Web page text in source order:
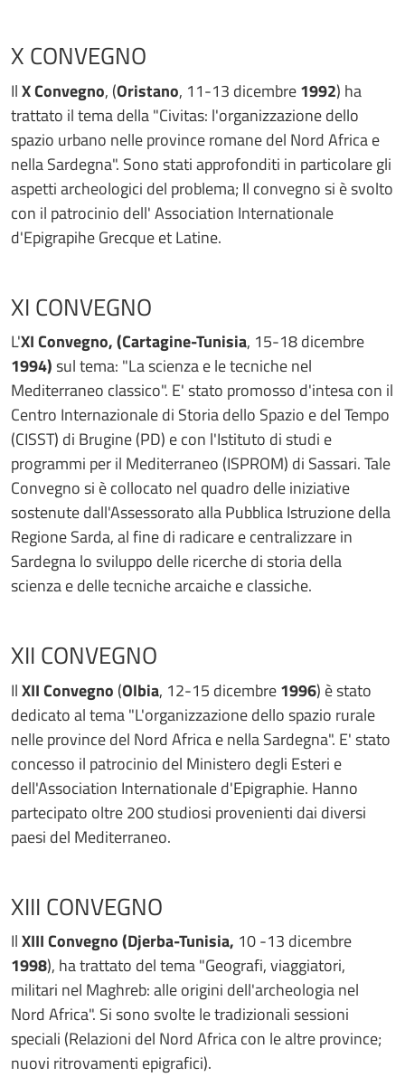
X CONVEGNO
IlX Convegno, (Oristano, 11-13 dicembre1992) ha
trattato il tema della "Civitas: l'organizzazione dello
spazio urbano nelle province romane del Nord Africa e
nella Sardegna". Sono stati approfonditi in particolare gli
aspetti archeologici del problema; Il convegno si è svolto
con il patrocinio dell' Association Internationale
d'Epigrapihe Grecque et Latine.
XI CONVEGNO
L'XI Convegno, (Cartagine-Tunisia, 15-18 dicembre
1994)sul tema: "La scienza e le tecniche nel
Mediterraneo classico". E' stato promosso d'intesa con il
Centro Internazionale di Storia dello Spazio e del Tempo
(CISST) di Brugine (PD) e con l'Istituto di studi e
programmi per il Mediterraneo (ISPROM) di Sassari. Tale
Convegno si è collocato nel quadro delle iniziative
sostenute dall'Assessorato alla Pubblica Istruzione della
Regione Sarda, al fine di radicare e centralizzare in
Sardegna lo sviluppo delle ricerche di storia della
scienza e delle tecniche arcaiche e classiche.
XII CONVEGNO
IlXII Convegno (Olbia, 12-15 dicembre1996) è stato
dedicato al tema "L'organizzazione dello spazio rurale
nelle province del Nord Africa e nella Sardegna". E' stato
concesso il patrocinio del Ministero degli Esteri e
dell'Association Internationale d'Epigraphie. Hanno
partecipato oltre 200 studiosi provenienti dai diversi
paesi del Mediterraneo.
XIII CONVEGNO
IlXIII Convegno (Djerba-Tunisia, 10 -13 dicembre
1998), ha trattato del tema "Geografi, viaggiatori,
militari nel Maghreb: alle origini dell'archeologia nel
Nord Africa". Si sono svolte le tradizionali sessioni
speciali (Relazioni del Nord Africa con le altre province;
nuovi ritrovamenti epigrafici).